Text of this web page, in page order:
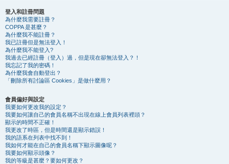
登入和註冊問題
為什麼我需要註冊？
COPPA 是甚麼？
為什麼我不能註冊？
我已註冊但是無法登入！
為什麼我不能登入?
我過去已經註冊（登入）過，但是現在卻無法登入？！
我忘記了我的密碼！
為什麼我會自動登出？
「刪除所有討論區 Cookies」是做什麼用？
會員偏好與設定
我要如何更改我的設定？
我要如何讓自己的會員名稱不出現在線上會員列表裡頭？
顯示的時間不正確！
我更改了時區，但是時間還是顯示錯誤！
我的語系在列表中找不到！
我如何才能在自己的會員名稱下顯示圖像呢？
我要如何顯示頭像？
我的等級是甚麼？要如何更改？